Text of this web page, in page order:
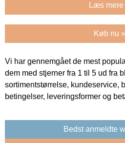
Læs mere
Køb nu »
Vi har gennemgået de mest
dem med stjerner fra 1 til 5 ud fra
sortimentstørrelse, kundeservice,
betingelser, leveringsformer og
Bedst anmeldte